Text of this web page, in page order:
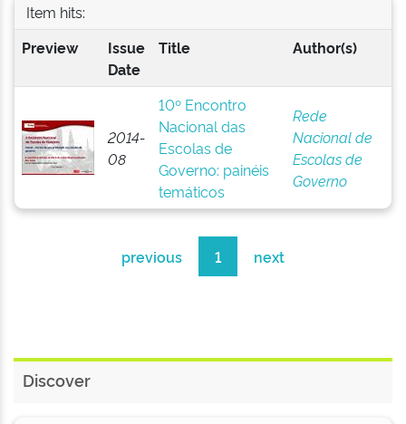
Item hits:
Preview
Issue
Date
Title Author(s)
2014-
08
10º Encontro
Nacional das
Escolas de
Governo: painéis
temáticos
Rede
Nacional de
Escolas de
Governo
previous 1 next
Discover